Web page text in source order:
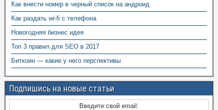
Как внести номер в черный список на андроид
Как раздать wi-fi с телефона
Новогодняя бизнес идея
Топ 3 правил для SEO в 2017
Биткоин — какие у него перспективы
Подпишись на новые статьи
Введите свой email: